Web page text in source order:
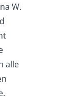
W.
alle